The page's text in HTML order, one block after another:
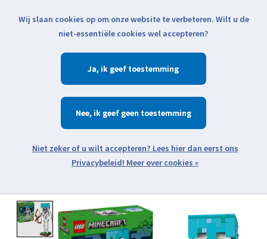
Klik voor actuele verzendinformatie...
Verlanglijst
Zoeken
Open webshop menu
Product image slideshow Items
Wij slaan cookies op om onze website te verbeteren. Wilt u de
niet-essentiële cookies wel accepteren?
Ja
Nee
Meer over cookies »